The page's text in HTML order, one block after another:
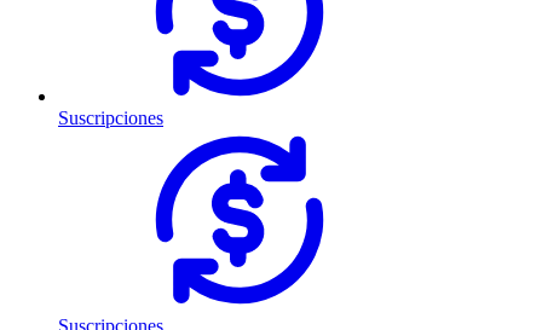
Suscripciones
Suscripciones